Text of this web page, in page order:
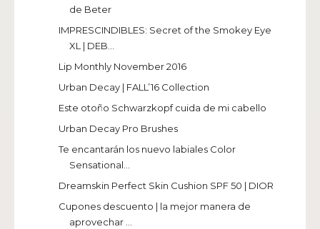
de Beter
IMPRESCINDIBLES: Secret of the Smokey Eye
XL | DEB...
Lip Monthly November 2016
Urban Decay | FALL’16 Collection
Este otoño Schwarzkopf cuida de mi cabello
Urban Decay Pro Brushes
Te encantarán los nuevo labiales Color
Sensational...
Dreamskin Perfect Skin Cushion SPF 50 | DIOR
Cupones descuento | la mejor manera de
aprovechar ...